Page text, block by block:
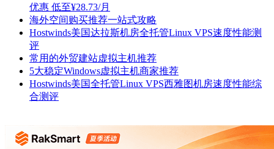
优惠 低至¥28.73/月
海外空间购买推荐一站式攻略
Hostwinds美国达拉斯机房全托管Linux VPS速度性能测
评
常用的外贸建站虚拟主机推荐
5大稳定Windows虚拟主机商家推荐
Hostwinds美国全托管Linux VPS西雅图机房速度性能综
合测评